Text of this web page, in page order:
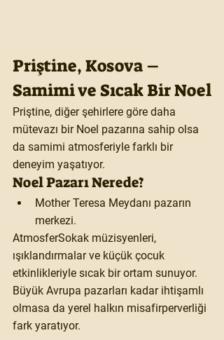
Priştine, Kosova –
Samimi ve Sıcak Bir Noel
Priştine, diğer şehirlere göre daha
mütevazı bir Noel pazarına sahip olsa
da samimi atmosferiyle farklı bir
deneyim yaşatıyor.
Noel Pazarı Nerede?
Mother Teresa Meydanı pazarın
merkezi.
AtmosferSokak müzisyenleri,
ışıklandırmalar ve küçük çocuk
etkinlikleriyle sıcak bir ortam sunuyor.
Büyük Avrupa pazarları kadar ihtişamlı
olmasa da yerel halkın misafirperverliği
fark yaratıyor.